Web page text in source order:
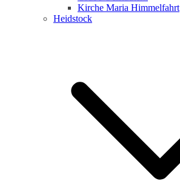
Kirche Maria Himmelfahrt
Heidstock